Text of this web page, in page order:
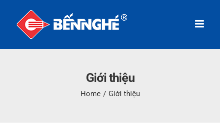
Giới thiệu
Home / Giới thiệu